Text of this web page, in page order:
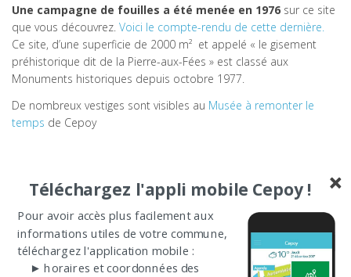
Une campagne de fouilles a été menée en 1976 sur ce site
que vous découvrez. Voici le compte-rendu de cette dernière.
Ce site, d’une superficie de 2000 m² et appelé « le gisement
préhistorique dit de la Pierre-aux-Fées » est classé aux
Monuments historiques depuis octobre 1977.
De nombreux vestiges sont visibles au Musée à remonter le
temps de Cepoy
Pour en savoir plus sur cette période :
musée de la Préhistoire de l’Ile de France, situé à
Nemourshttp://www.musee-prehistoire-idf.fr/
Les étangs sont une création de l’Homme : ils n’existaient
pas au XVIIIe siècle comme le montre l’atlas de Trudaine
Téléchargez l'appli mobile Cepoy !
Pour avoir accès plus facilement aux
informations utiles de votre commune,
téléchargez l'application mobile :
► horaires et coordonnées des